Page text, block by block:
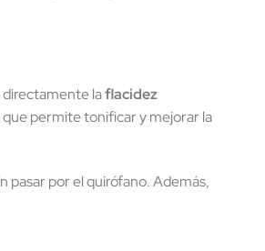
directamente laflacidez
permite tonificar y mejorar la
pasar por el quirófano. Además,